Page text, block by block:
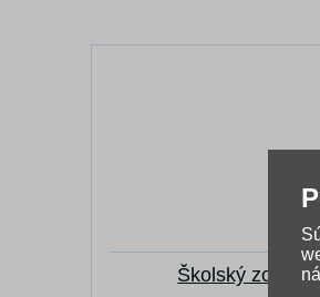
Školský zošit